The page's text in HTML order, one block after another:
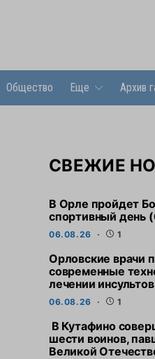
Общество Еще Архив
СВЕЖИЕ
В Орле пройдет
спортивный день
06.08.26 1
Орловские врачи
современные
лечении инсультов
06.08.26 1
В Кутафино
шести воинов,
Великой